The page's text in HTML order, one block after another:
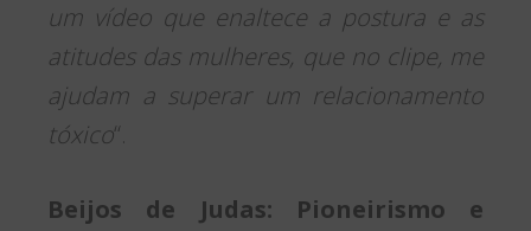
um vídeo que enaltece a postura e as
atitudes das mulheres, que no clipe, me
ajudam a superar um relacionamento
tóxico“.
Beijos de Judas: Pioneirismo e